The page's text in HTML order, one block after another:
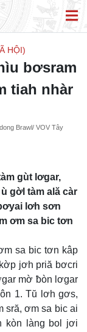
HỘI)
bơsram
tiah nhàr
Brawl/ VOV Tây
gùt lơgar,
gờl tàm ală càr
lơh sơn
ơm sa bic tơn
sa bic tơn kâp
jơh priă bơcri
mờ ƀòn lơgar
1. Tŭ lơh gơs,
sră, ơm sa bic ai
kòn làng bol jơi